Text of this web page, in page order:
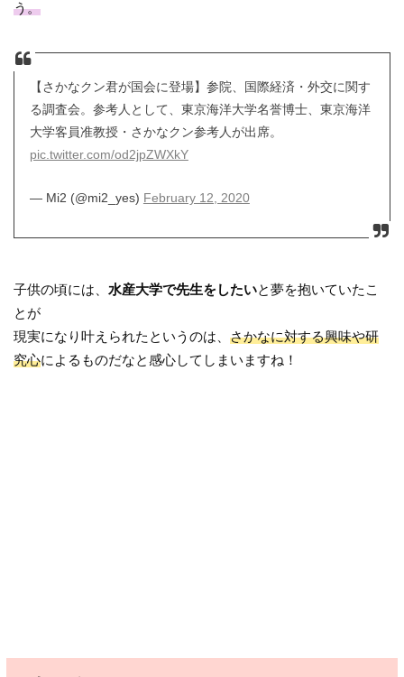
う。
【さかなクン君が国会に登場】参院、国際経済・外交に関す
る調査会。参考人として、東京海洋大学名誉博士、東京海洋
大学客員准教授・さかなクン参考人が出席。
pic.twitter.com/od2jpZWXkY
— Mi2 (@mi2_yes) February 12, 2020
子供の頃には、水産大学で先生をしたいと夢を抱いていたこ
とが
現実になり叶えられたというのは、さかなに対する興味や研
究心によるものだなと感心してしまいますね！